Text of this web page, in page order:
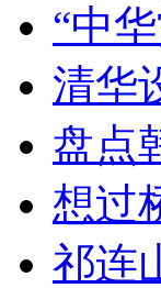
“中
清华
盘点
想过
祁连